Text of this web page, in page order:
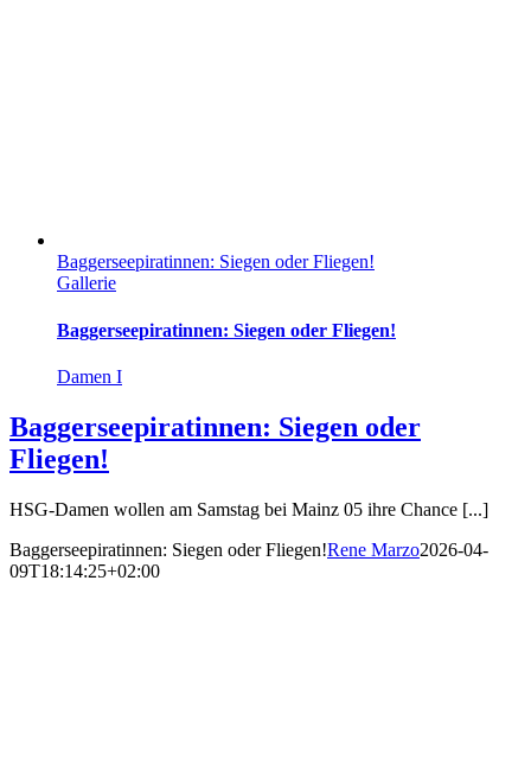
Baggerseepiratinnen: Siegen oder Fliegen!
Gallerie
Baggerseepiratinnen: Siegen oder Fliegen!
Damen I
Baggerseepiratinnen: Siegen oder
Fliegen!
HSG-Damen wollen am Samstag bei Mainz 05 ihre Chance [...]
Baggerseepiratinnen: Siegen oder Fliegen!Rene Marzo2026-04-
09T18:14:25+02:00